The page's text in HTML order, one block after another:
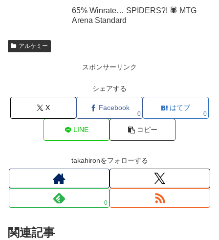
65% Winrate… SPIDERS?! 🕷️ MTG
Arena Standard
アルケミー
スポンサーリンク
シェアする
X Facebook
0
はてブ
0
LINE コピー
takahironをフォローする
0
関連記事